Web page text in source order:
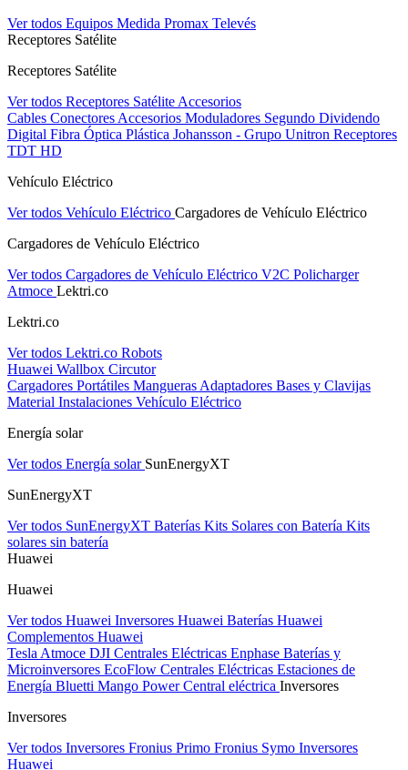
Ver todos Equipos Medida Promax Televés
Receptores Satélite
Receptores Satélite
Ver todos Receptores Satélite Accesorios
Cables Conectores Accesorios Moduladores Segundo Dividendo
Digital Fibra Óptica Plástica Johansson - Grupo Unitron Receptores
TDT HD
Vehículo Eléctrico
Ver todos Vehículo Eléctrico Cargadores de Vehículo Eléctrico
Cargadores de Vehículo Eléctrico
Ver todos Cargadores de Vehículo Eléctrico V2C Policharger
Atmoce Lektri.co
Lektri.co
Ver todos Lektri.co Robots
Huawei Wallbox Circutor
Cargadores Portátiles Mangueras Adaptadores Bases y Clavijas
Material Instalaciones Vehículo Eléctrico
Energía solar
Ver todos Energía solar SunEnergyXT
SunEnergyXT
Ver todos SunEnergyXT Baterías Kits Solares con Batería Kits
solares sin batería
Huawei
Huawei
Ver todos Huawei Inversores Huawei Baterías Huawei
Complementos Huawei
Tesla Atmoce DJI Centrales Eléctricas Enphase Baterías y
Microinversores EcoFlow Centrales Eléctricas Estaciones de
Energía Bluetti Mango Power Central eléctrica Inversores
Inversores
Ver todos Inversores Fronius Primo Fronius Symo Inversores
Huawei